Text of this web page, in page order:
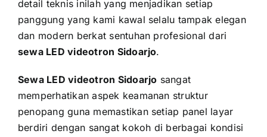
detail teknis inilah yang menjadikan setiap
panggung yang kami kawal selalu tampak elegan
dan modern berkat sentuhan profesional dari
sewa LED videotron Sidoarjo.
Sewa LED videotron Sidoarjo sangat
memperhatikan aspek keamanan struktur
penopang guna memastikan setiap panel layar
berdiri dengan sangat kokoh di berbagai kondisi